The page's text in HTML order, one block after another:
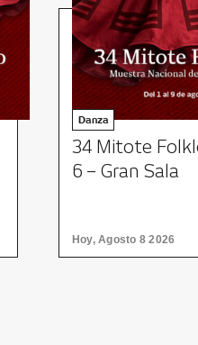
Danza
34 Mitote
6 – Gran Sala
Hoy, Agosto 8 2026